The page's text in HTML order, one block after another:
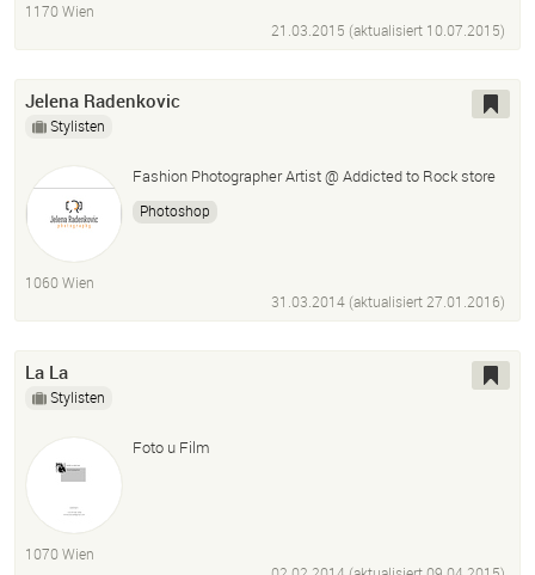
1170 Wien
21.03.2015 (aktualisiert 10.07.2015)
Jelena Radenkovic
Stylisten
Fashion Photographer Artist @ Addicted to Rock store
Photoshop
1060 Wien
31.03.2014 (aktualisiert27.01.2016)
La La
Stylisten
Foto u Film
1070 Wien